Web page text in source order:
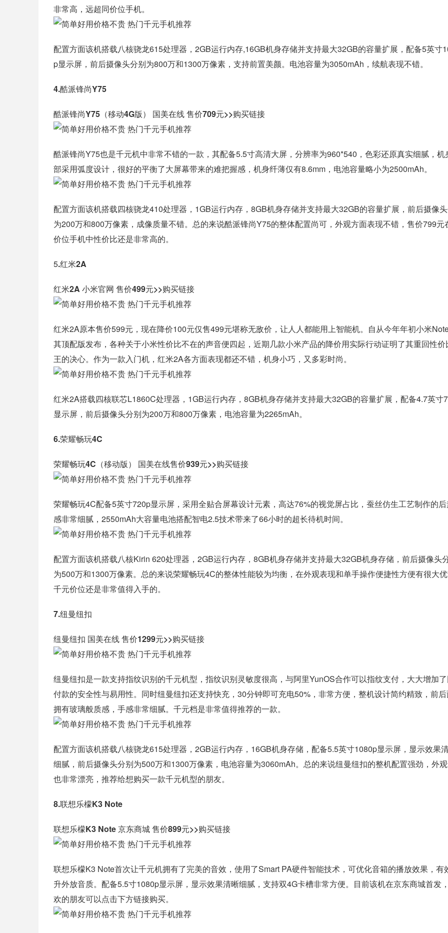
非常高，远超同价位手机。
配置方面该机搭载八核骁龙615处理器，2GB运行内存,16GB机身存储并支持最大32GB的容量扩展，配备5英寸
p显示屏，前后摄像头分别为800万和1300万像素，支持前置美颜。电池容量为3050mAh，续航表现不错。
4.酷派锋尚Y75
酷派锋尚Y75（移动4G版） 国美在线 售价709元>>购买链接
酷派锋尚Y75也是千元机中非常不错的一款，其配备5.5寸高清大屏，分辨率为960*540，色彩还原真实细腻，机
部采用弧度设计，很好的平衡了大屏幕带来的难把握感，机身纤薄仅有8.6mm，电池容量略小为2500mAh。
配置方面该机搭载四核骁龙410处理器，1GB运行内存，8GB机身存储并支持最大32GB的容量扩展，前后摄像
为200万和800万像素，成像质量不错。总的来说酷派锋尚Y75的整体配置尚可，外观方面表现不错，售价799元
价位手机中性价比还是非常高的。
5.红米2A
红米2A 小米官网 售价499元>>购买链接
红米2A原本售价599元，现在降价100元仅售499元堪称无敌价，让人人都能用上智能机。自从今年年初小米
其顶配版发布，各种关于小米性价比不在的声音便四起，近期几款小米产品的降价用实际行动证明了其重回性价
王的决心。作为一款入门机，红米2A各方面表现都还不错，机身小巧，又多彩时尚。
红米2A搭载四核联芯L1860C处理器，1GB运行内存，8GB机身存储并支持最大32GB的容量扩展，配备4.7英寸
显示屏，前后摄像头分别为200万和800万像素，电池容量为2265mAh。
6.荣耀畅玩4C
荣耀畅玩4C（移动版） 国美在线售价939元>>购买链接
荣耀畅玩4C配备5英寸720p显示屏，采用全贴合屏幕设计元素，高达76%的视觉屏占比，蚕丝仿生工艺制作的
感非常细腻，2550mAh大容量电池搭配智电2.5技术带来了66小时的超长待机时间。
配置方面该机搭载八核Kirin 620处理器，2GB运行内存，8GB机身存储并支持最大32GB机身存储，前后摄像头
为500万和1300万像素。总的来说荣耀畅玩4C的整体性能较为均衡，在外观表现和单手操作便捷性方便有很大优
千元价位还是非常值得入手的。
7.纽曼纽扣
纽曼纽扣 国美在线 售价1299元>>购买链接
纽曼纽扣是一款支持指纹识别的千元机型，指纹识别灵敏度很高，与阿里YunOS合作可以指纹支付，大大增加
付款的安全性与易用性。同时纽曼纽扣还支持快充，30分钟即可充电50%，非常方便，整机设计简约精致，前后
拥有玻璃般质感，手感非常细腻。千元档是非常值得推荐的一款。
配置方面该机搭载八核骁龙615处理器，2GB运行内存，16GB机身存储，配备5.5英寸1080p显示屏，显示效果
细腻，前后摄像头分别为500万和1300万像素，电池容量为3060mAh。总的来说纽曼纽扣的整机配置强劲，外
也非常漂亮，推荐给想购买一款千元机型的朋友。
8.联想乐檬K3 Note
联想乐檬K3 Note 京东商城 售价899元>>购买链接
联想乐檬K3 Note首次让千元机拥有了完美的音效，使用了Smart PA硬件智能技术，可优化音箱的播放效果，有
升外放音质。配备5.5寸1080p显示屏，显示效果清晰细腻，支持双4G卡槽非常方便。目前该机在京东商城首发
欢的朋友可以点击下方链接购买。